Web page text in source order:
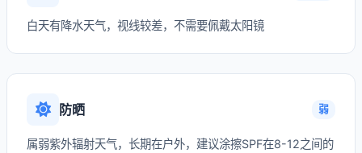
白天有降水天气，视线较差，不需要佩戴太阳镜
防晒 弱
属弱紫外辐射天气，长期在户外，建议涂擦SPF在8-12之间的